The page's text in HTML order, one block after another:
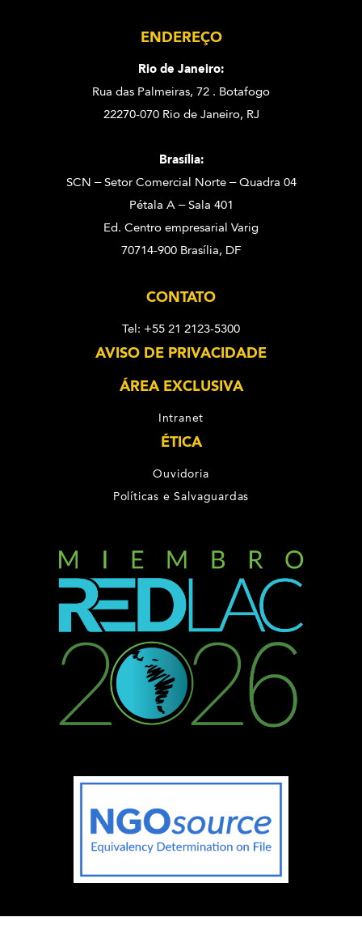
ENDEREÇO
Rio de Janeiro:
Rua das Palmeiras, 72 . Botafogo
22270-070 Rio de Janeiro, RJ
Brasília:
SCN – Setor Comercial Norte – Quadra 04
Pétala A – Sala 401
Ed. Centro empresarial Varig
70714-900 Brasília, DF
CONTATO
Tel: +55 21 2123-5300
AVISO DE PRIVACIDADE
ÁREA EXCLUSIVA
Intranet
ÉTICA
Ouvidoria
Políticas e Salvaguardas